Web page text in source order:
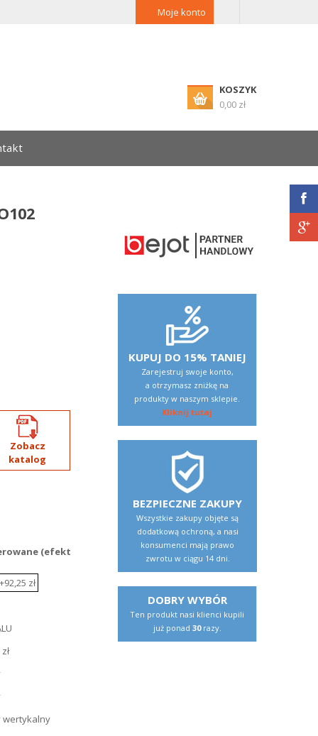
Moje konto
KOSZYK
0,00 zł
Zobacz
katalog
(efekt
KUPUJ DO 15% TANIEJ
Zarejestruj swoje konto,
a otrzymasz zniżkę na
produkty w naszym sklepie.
Kliknij tutaj
BEZPIECZNE ZAKUPY
Wszystkie zakupy objęte są
dodatkową ochroną, a nasi
konsumenci mają prawo
zwrotu w ciągu 14 dni.
DOBRY WYBÓR
Ten produkt nasi klienci kupili
już ponad 30razy.